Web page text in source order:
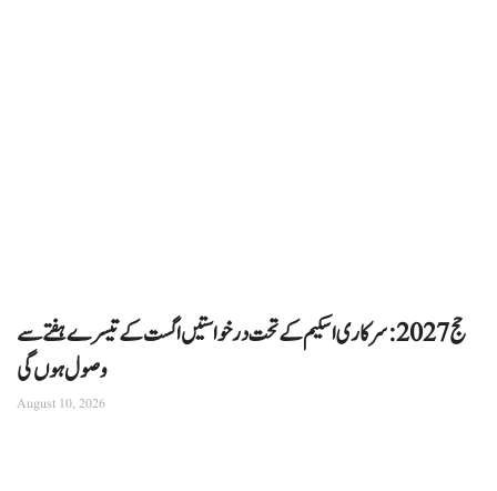
حج 2027: سرکاری اسکیم کے تحت درخواستیں اگست کے تیسرے ہفتے سے
وصول ہوں گی
August 10, 2026